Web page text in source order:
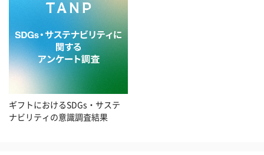
ギフトにおけるSDGs・サステ
ナビリティの意識調査結果